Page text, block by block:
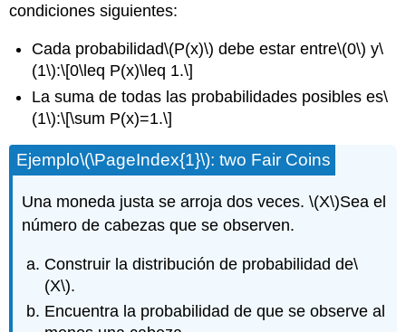
condiciones siguientes:
Cada probabilidad\(P(x)\) debe estar entre\(0\) y\
(1\):\[0\leq P(x)\leq 1.\]
La suma de todas las probabilidades posibles es\
(1\):\[\sum P(x)=1.\]
Ejemplo\(\PageIndex{1}\): two Fair Coins
Una moneda justa se arroja dos veces.\(X\)Sea el
número de cabezas que se observen.
Construir la distribución de probabilidad de\
(X\).
Encuentra la probabilidad de que se observe al